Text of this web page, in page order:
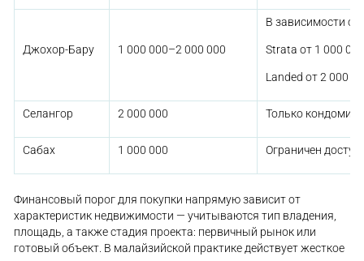
Джохор-Бару 1 000 000–2 000 000
В зависимости от
Strata от 1 000
Landed от 2 000
Селангор 2 000 000 Только
Сабах 1 000 000 Ограничен
Финансовый порог для покупки напрямую зависит от
характеристик недвижимости — учитываются тип владения,
площадь, а также стадия проекта: первичный рынок или
готовый объект. В малайзийской практике действует жесткое